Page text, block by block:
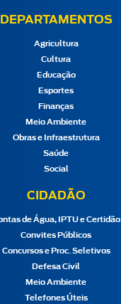
DEPARTAMENTOS
Agricultura
Cultura
Educação
Esportes
Finanças
Meio Ambiente
Obras e Infraestrutura
Saúde
Social
CIDADÃO
de Água, IPTU e Certidão
Convites Públicos
Concursos e Proc. Seletivos
Defesa Civil
Meio Ambiente
Telefones Úteis